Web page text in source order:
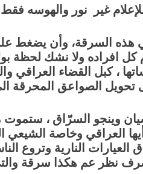
غير نور والهوسه
السرقة، وأن يضغط
كل افراده ولا نشك
، كبل القضاء العراقي
الصواعق المحرقة
وينجو السرّاق ، ستموت
وخاصة الشيعي
النارية وتروع
نظر عم هكذا سرقة